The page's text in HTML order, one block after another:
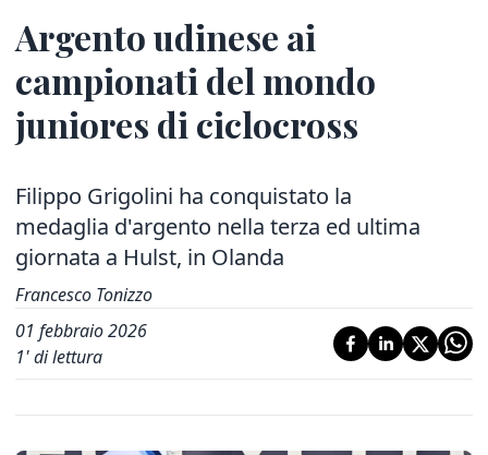
Argento udinese ai
campionati del mondo
juniores di ciclocross
Filippo Grigolini ha conquistato la
medaglia d'argento nella terza ed ultima
giornata a Hulst, in Olanda
Francesco Tonizzo
01 febbraio 2026
1' di lettura